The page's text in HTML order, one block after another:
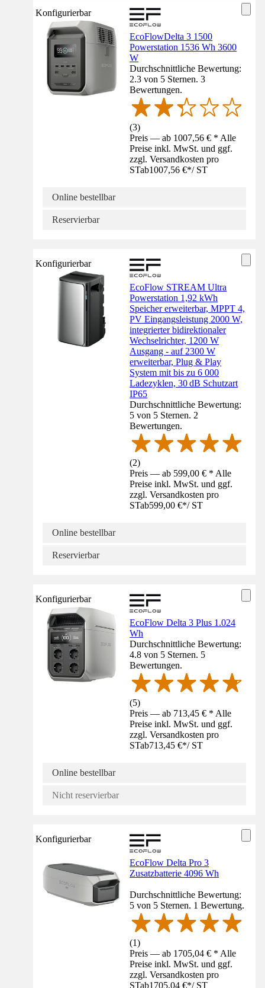
Konfigurierbar
EcoFlowDelta 3 1500
Powerstation 1536 Wh 3600
W
Durchschnittliche Bewertung:
2.3 von 5 Sternen. 3
Bewertungen.
(3)
Preis — ab 1007,56 € * Alle
Preise inkl. MwSt. und ggf.
zzgl. Versandkosten pro
STab1007,56 €*/ ST
Online bestellbar
Reservierbar
Konfigurierbar
EcoFlow STREAM Ultra
Powerstation 1,92 kWh
Speicher erweiterbar, MPPT 4,
PV Eingangsleistung 2000 W,
integrierter bidirektionaler
Wechselrichter, 1200 W
Ausgang - auf 2300 W
erweiterbar, Plug & Play
System mit bis zu 6 000
Ladezyklen, 30 dB Schutzart
IP65
Durchschnittliche Bewertung:
5 von 5 Sternen. 2
Bewertungen.
(2)
Preis — ab 599,00 € * Alle
Preise inkl. MwSt. und ggf.
zzgl. Versandkosten pro
STab599,00 €*/ ST
Online bestellbar
Reservierbar
Konfigurierbar
EcoFlow Delta 3 Plus 1.024
Wh
Durchschnittliche Bewertung:
4.8 von 5 Sternen. 5
Bewertungen.
(5)
Preis — ab 713,45 € * Alle
Preise inkl. MwSt. und ggf.
zzgl. Versandkosten pro
STab713,45 €*/ ST
Online bestellbar
Nicht reservierbar
Konfigurierbar
EcoFlow Delta Pro 3
Zusatzbatterie 4096 Wh
Durchschnittliche Bewertung:
5 von 5 Sternen. 1 Bewertung.
(1)
Preis — ab 1705,04 € * Alle
Preise inkl. MwSt. und ggf.
zzgl. Versandkosten pro
STab1705,04 €*/ ST